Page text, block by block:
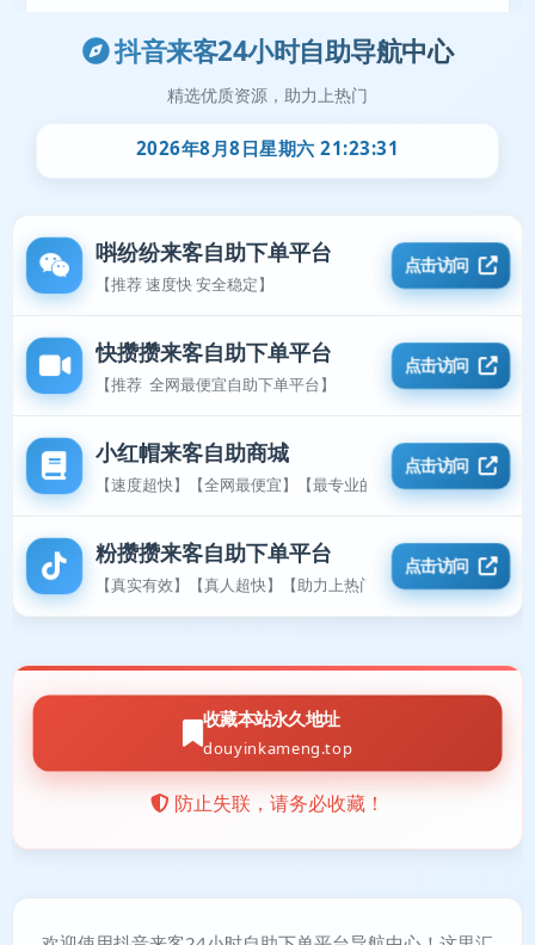
抖音来客24小时自助导航中心
精选优质资源，助力上热门
2026年8月8日星期六 21:23:32
唞纷纷来客自助下单平台
【推荐 速度快 安全稳定】
点击访问
快攒攒来客自助下单平台
【推荐 全网最便宜自助下单平台】
点击访问
小红帽来客自助商城
【速度超快】【全网最便宜】【最专业的平台】
点击访问
粉攒攒来客自助下单平台
【真实有效】【真人超快】【助力上热门】
点击访问
收藏本站永久地址
douyinkameng.top
防止失联，请务必收藏！